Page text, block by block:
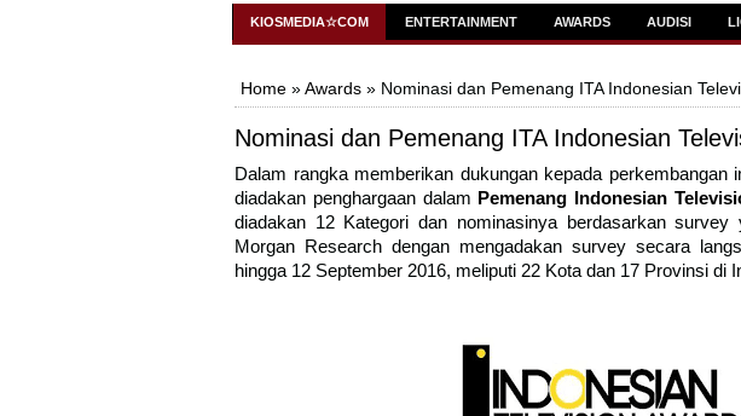
KIOSMEDIA☆COM ENTERTAINMENT AWARDS AUDISI
Home »Awards » Nominasi dan Pemenang ITA Indonesian
Nominasi dan Pemenang ITA Indonesian
Dalam rangka memberikan dukungan kepada perkembangan
diadakan penghargaan dalam Pemenang Indonesian
diadakan 12 Kategori dan nominasinya berdasarkan
Morgan Research dengan mengadakan survey secara
hingga 12 September 2016, meliputi 22 Kota dan 17 Provinsi di